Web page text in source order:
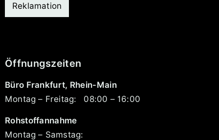
Reklamation
Öffnungszeiten
Büro Frankfurt, Rhein-Main
Montag – Freitag:
08:00 – 16:00
Rohstoffannahme
Montag – Samstag: